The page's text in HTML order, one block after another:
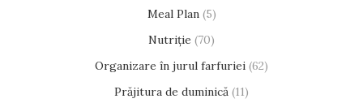
Meal Plan(5)
Nutriție (70)
Organizare în jurul farfuriei (62)
Prăjitura de duminică (11)